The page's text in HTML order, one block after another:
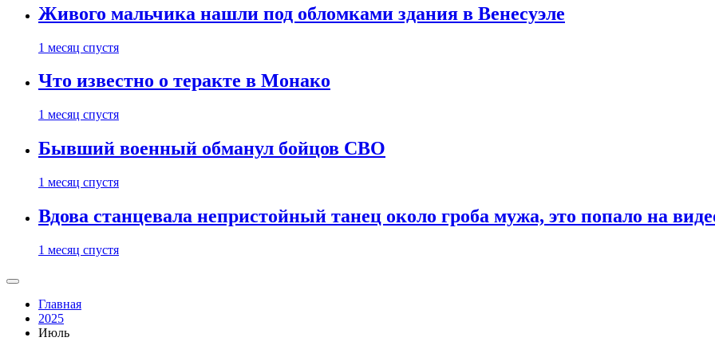
Живого мальчика нашли под обломками здания в Венесуэле
1 месяц спустя
Что известно о теракте в Монако
1 месяц спустя
Бывший военный обманул бойцов СВО
1 месяц спустя
Вдова станцевала непристойный танец около гроба мужа, это попало на
1 месяц спустя
Главная
2025
Июль